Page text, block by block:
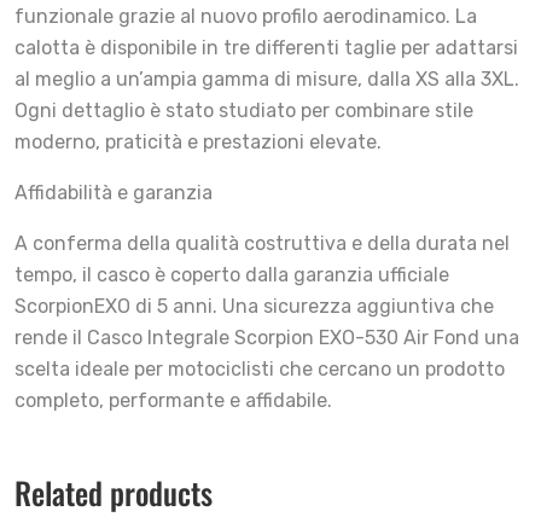
funzionale grazie al nuovo profilo aerodinamico. La
calotta è disponibile in tre differenti taglie per adattarsi
al meglio a un’ampia gamma di misure, dalla XS alla 3XL.
Ogni dettaglio è stato studiato per combinare stile
moderno, praticità e prestazioni elevate.
Affidabilità e garanzia
A conferma della qualità costruttiva e della durata nel
tempo, il casco è coperto dalla garanzia ufficiale
ScorpionEXO di 5 anni. Una sicurezza aggiuntiva che
rende il Casco Integrale Scorpion EXO-530 Air Fond una
scelta ideale per motociclisti che cercano un prodotto
completo, performante e affidabile.
Related products